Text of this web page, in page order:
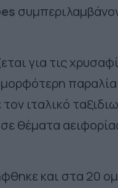
για τις
ιταλικό
θέματα
και στα 20